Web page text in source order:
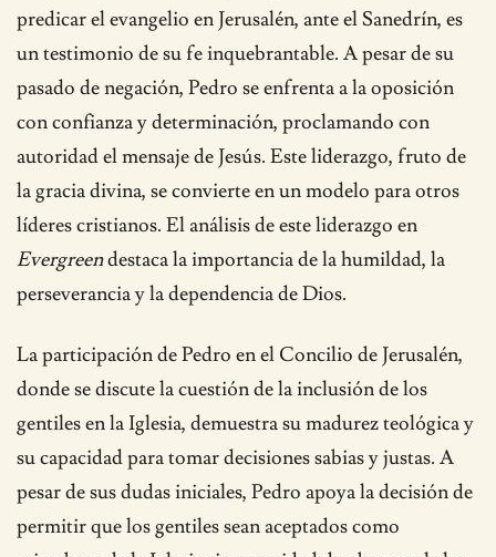
predicar el evangelio en Jerusalén, ante el Sanedrín, es
un testimonio de su fe inquebrantable. A pesar de su
pasado de negación, Pedro se enfrenta a la oposición
con confianza y determinación, proclamando con
autoridad el mensaje de Jesús. Este liderazgo, fruto de
la gracia divina, se convierte en un modelo para otros
líderes cristianos. El análisis de este liderazgo en
Evergreendestaca la importancia de la humildad, la
perseverancia y la dependencia de Dios.
La participación de Pedro en el Concilio de Jerusalén,
donde se discute la cuestión de la inclusión de los
gentiles en la Iglesia, demuestra su madurez teológica y
su capacidad para tomar decisiones sabias y justas. A
pesar de sus dudas iniciales, Pedro apoya la decisión de
permitir que los gentiles sean aceptados como